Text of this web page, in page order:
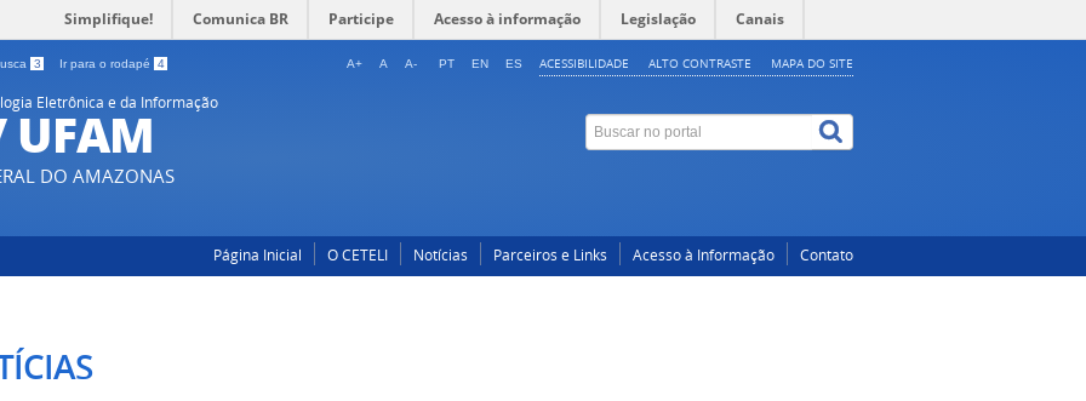
Simplifique! Comunica BR Participe Acesso à informação Legislação Canais
3 Ir para o rodapé 4 ACESSIBILIDADE ALTO CONTRASTE MAPA DO SITE
A+ A A- PT EN ES
Eletrônica e da Informação
UFAM
DO AMAZONAS
Página Inicial O CETELI Notícias Parceiros e Links Acesso à Informação Contato